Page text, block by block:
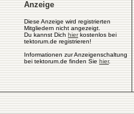
Anzeige
Diese Anzeige wird registrierten
Mitgliedern nicht angezeigt.
Du kannst Dich hierkostenlos bei
tektorum.de registrieren!
Informationen zur Anzeigenschaltung
bei tektorum.de finden Sie hier.